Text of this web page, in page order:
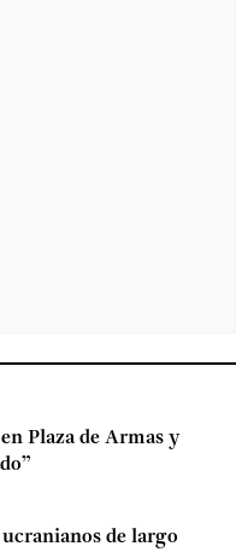
Plaza de Armas y
de largo